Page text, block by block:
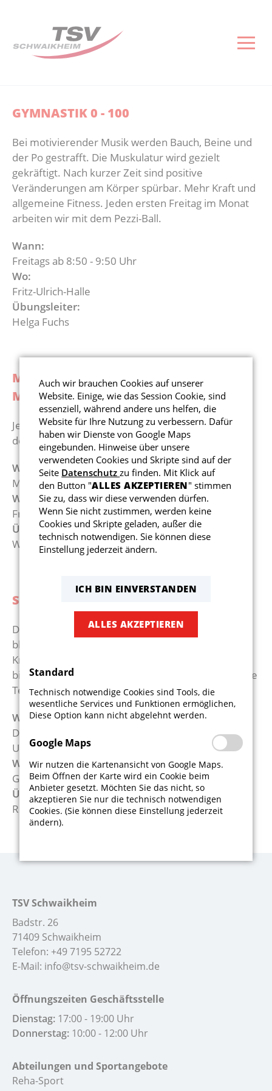
Gesundheitssport
Aktuelles
Reha-Sport
Aktuelles
Kontakt
Fußball
Aktuelles
Junioren
D2-
F2-
Senioren
Downloads & Links
Turnen und Gymnastik
Aktuelles
Kinderturnen
Wettkampfturnen
Abteilung
Kontakt
Kollektion
Volleyball
Aktuelles
Basketball
Nächste Spiele
Herren
Junioren
Hobby
Infos und Arbeitsdienste
Abteilungsleitung
Tischtennis
Aktuelles
Dies & Das
Ski und Snowboard
Aktuelles
Verein
Aktuelles
Mitglied werden
Sportstätten
Vereinsgaststätte
Kontakt
Impressum
Schutzkonzept
GYMNASTIK 0 - 100
Bei motivierender Musik werden Bauch, Beine und
der Po gestrafft. Die Muskulatur wird gezielt
gekräftigt. Nach kurzer Zeit sind positive
Veränderungen am Körper spürbar. Mehr Kraft und
allgemeine Fitness. Jeden ersten Freitag im Monat
arbeiten wir mit dem Pezzi-Ball.
Wann:
Freitags ab 8:50 - 9:50 Uhr
Wo:
Fritz-Ulrich-Halle
Übungsleiter:
Helga Fuchs
MONTAGSRUNDE - GYMNASTIK
MÄNNER
Jeden Montag von 20:00 - 22:00 Uhr sporteln wir in
der Fritz-Ulrich-Halle
Wann:
Montags 20:00 - 22:00 Uhr
Wo
Fritz-Ulrich-Halle
Übungsleiter:
Wolfgang Möller
SENIORENFITNESS
Dem Alter ein Schnippchen schlagen! Beweglich
bleiben, Balance und Stabilität trainieren und den
Kreislauf in Schwung bringen. Dies und vieles mehr
bietet das abwechslungsreiche Programm für ältere
Teilnehmer.
Wann:
Dienstags 17:00 Uhr - 18:00 Uhr oder 18:00 - 19:00
Uhr
Wo :
Gemeindehalle
Übungsleiterin:
Regina Mehltretter
TSV Schwaikheim
Badstr. 26
71409 Schwaikheim
Telefon: +49 7195 52722
E-Mail: info@tsv-schwaikheim.de
Öffnungszeiten Geschäftsstelle
Dienstag: 17:00 - 19:00 Uhr
Donnerstag: 10:00 - 12:00 Uhr
Abteilungen und Sportangebote
Reha-Sport
Auch wir brauchen Cookies auf unserer
Website. Einige, wie das Session Cookie, sind
essenziell, während andere uns helfen, die
Website für Ihre Nutzung zu verbessern. Dafür
haben wir Dienste von Google Maps
eingebunden. Hinweise über unsere
verwendeten Cookies und Skripte sind auf der
Seite Datenschutzzu finden. Mit Klick auf
den Button "ALLES AKZEPTIEREN" stimmen
Sie zu, dass wir diese verwenden dürfen.
Wenn Sie nicht zustimmen, werden keine
Cookies und Skripte geladen, außer die
technisch notwendigen. Sie können diese
Einstellung jederzeit ändern.
ICH BIN EINVERSTANDEN
ALLES AKZEPTIEREN
Standard
Technisch notwendige Cookies sind Tools, die
wesentliche Services und Funktionen ermöglichen,
Diese Option kann nicht abgelehnt werden.
Google Maps
Wir nutzen die Kartenansicht von Google Maps.
Beim Öffnen der Karte wird ein Cookie beim
Anbieter gesetzt. Möchten Sie das nicht, so
akzeptieren Sie nur die technisch notwendigen
Cookies. (Sie können diese Einstellung jederzeit
ändern).